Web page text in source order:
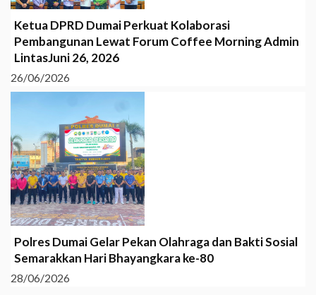
Ketua DPRD Dumai Perkuat Kolaborasi
Pembangunan Lewat Forum Coffee Morning Admin
LintasJuni 26, 2026
26/06/2026
Polres Dumai Gelar Pekan Olahraga dan Bakti Sosial
Semarakkan Hari Bhayangkara ke-80
28/06/2026